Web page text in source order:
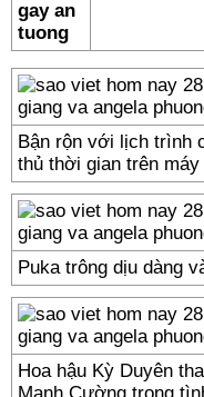
Bận rộn với lịch trình
thủ thời gian trên
Puka trông dịu dàng
Hoa hậu Kỳ Duyên